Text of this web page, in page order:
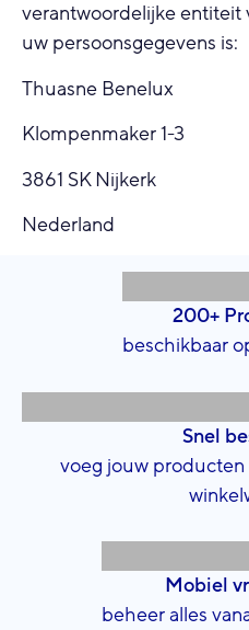
verantwoordelijke entiteit
uw persoonsgegevens is:
Thuasne Benelux
Klompenmaker 1-3
3861 SK Nijkerk
Nederland
200+
beschikbaar
Snel
voeg jouw
Mobiel
beheer alles